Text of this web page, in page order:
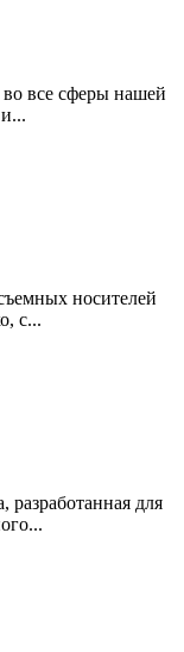
все сферы нашей
носителей
с...
для